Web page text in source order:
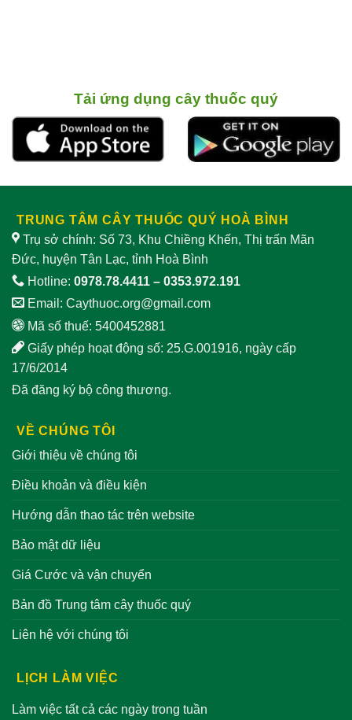
Tải ứng dụng cây thuốc quý
TRUNG TÂM CÂY THUỐC QUÝ HOÀ BÌNH
Trụ sở chính: Số 73, Khu Chiềng Khến, Thị trấn Mãn
Đức, huyện Tân Lạc, tỉnh Hoà Bình
Hotline: 0978.78.4411 – 0353.972.191
Email: Caythuoc.org@gmail.com
Mã số thuế: 5400452881
Giấy phép hoạt động số: 25.G.001916, ngày cấp
17/6/2014
Đã đăng ký bộ công thương.
VỀ CHÚNG TÔI
Giới thiệu về chúng tôi
Điều khoản và điều kiện
Hướng dẫn thao tác trên website
Bảo mật dữ liệu
Giá Cước và vận chuyển
Bản đồ Trung tâm cây thuốc quý
Liên hệ với chúng tôi
LỊCH LÀM VIỆC
Làm việc tất cả các ngày trong tuần